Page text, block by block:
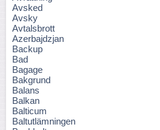
Avsked
Avsky
Avtalsbrott
Azerbajdzjan
Backup
Bad
Bagage
Bakgrund
Balans
Balkan
Balticum
Baltutlämningen